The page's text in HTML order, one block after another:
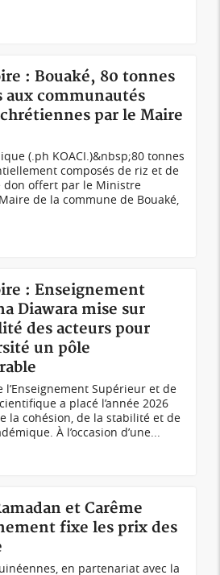
: Bouaké, 80 tonnes
communautés
par le Maire
(.ph KOACI.)&nbsp;80 tonnes
composés de riz et de
don offert par le Ministre
de la commune de Bouaké,
: Enseignement
Diawara mise sur
des acteurs pour
un pôle
l’Enseignement Supérieur et de
a placé l’année 2026
la cohésion, de la stabilité et de
À l’occasion d’une...
et Carême
fixe les prix des
en partenariat avec la